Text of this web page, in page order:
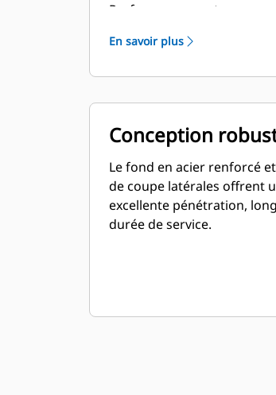
Performance sont conçus
applications de matériaux
etc. Ces applications nécessitent
généralement des forces
modérées à faibles. Le
remplissage pour les
Performance permet
capacité jusqu'à 115 %
celle spécifiée.
En savoir plus
Conception
Le fond en acier renforcé
de coupe latérales offrent
excellente pénétration,
durée de service.